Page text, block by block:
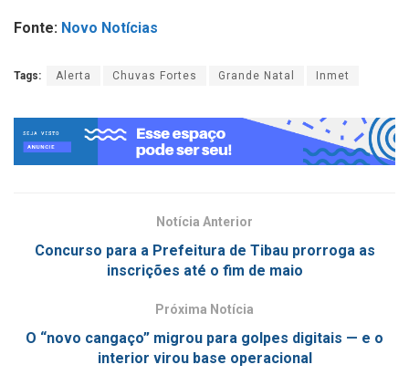
Fonte: Novo Notícias
Tags: Alerta Chuvas Fortes Grande Natal Inmet
Notícia Anterior
Concurso para a Prefeitura de Tibau prorroga as
inscrições até o fim de maio
Próxima Notícia
O “novo cangaço” migrou para golpes digitais — e o
interior virou base operacional